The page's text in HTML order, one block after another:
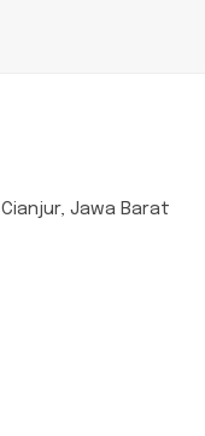
Jawa Barat